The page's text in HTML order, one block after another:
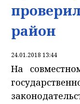
район
24.01.2018 13:44
На